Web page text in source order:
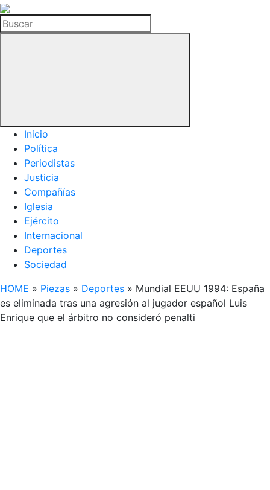
La
Hemeroteca
del
Buscar
Inicio
Política
Periodistas
Justicia
Compañías
Iglesia
Ejército
Internacional
Deportes
Sociedad
HOME » Piezas » Deportes » Mundial EEUU 1994: España
es eliminada tras una agresión al jugador español Luis
Enrique que el árbitro no consideró penalti